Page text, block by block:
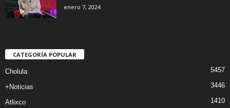
enero 7, 2024
CATEGORÍA POPULAR
Cholula 5457
+Noticias 3446
Atlixco 1410